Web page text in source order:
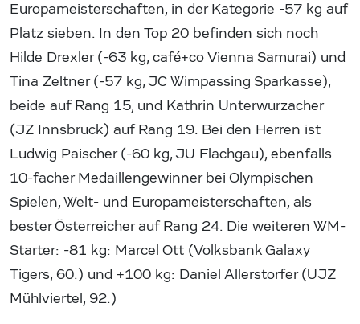
Europameisterschaften, in der Kategorie -57 kg auf
Platz sieben. In den Top 20 befinden sich noch
Hilde Drexler (-63 kg, café+co Vienna Samurai) und
Tina Zeltner (-57 kg, JC Wimpassing Sparkasse),
beide auf Rang 15, und Kathrin Unterwurzacher
(JZ Innsbruck) auf Rang 19. Bei den Herren ist
Ludwig Paischer (-60 kg, JU Flachgau), ebenfalls
10-facher Medaillengewinner bei Olympischen
Spielen, Welt- und Europameisterschaften, als
bester Österreicher auf Rang 24. Die weiteren WM-
Starter: -81 kg: Marcel Ott (Volksbank Galaxy
Tigers, 60.) und +100 kg: Daniel Allerstorfer (UJZ
Mühlviertel, 92.)